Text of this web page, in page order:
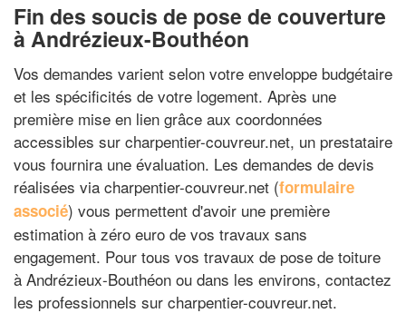
Fin des soucis de pose de couverture
à Andrézieux-Bouthéon
Vos demandes varient selon votre enveloppe budgétaire
et les spécificités de votre logement. Après une
première mise en lien grâce aux coordonnées
accessibles sur charpentier-couvreur.net, un prestataire
vous fournira une évaluation. Les demandes de devis
réalisées via charpentier-couvreur.net (formulaire
associé) vous permettent d'avoir une première
estimation à zéro euro de vos travaux sans
engagement. Pour tous vos travaux de pose de toiture
à Andrézieux-Bouthéon ou dans les environs, contactez
les professionnels sur charpentier-couvreur.net.